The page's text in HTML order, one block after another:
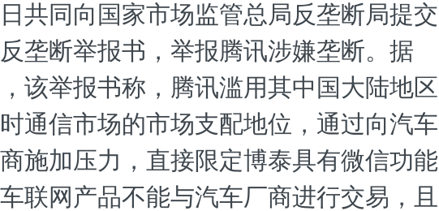
共同向国家市场监管总局反垄断局提交
垄断举报书，举报腾讯涉嫌垄断。据
该举报书称，腾讯滥用其中国大陆地区
通信市场的市场支配地位，通过向汽车
施加压力，直接限定博泰具有微信功能
联网产品不能与汽车厂商进行交易，且